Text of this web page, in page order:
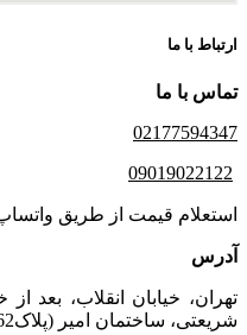
ارتباط با ما
تماس با ما
02177594347
09019022122
استعلام قیمت از طریق واتساپ،
آدرس
تهران، خیابان انقلاب، بعد
شریعتی، ساختمان امیر (پلاک362)، طبقه 1، واحد 6